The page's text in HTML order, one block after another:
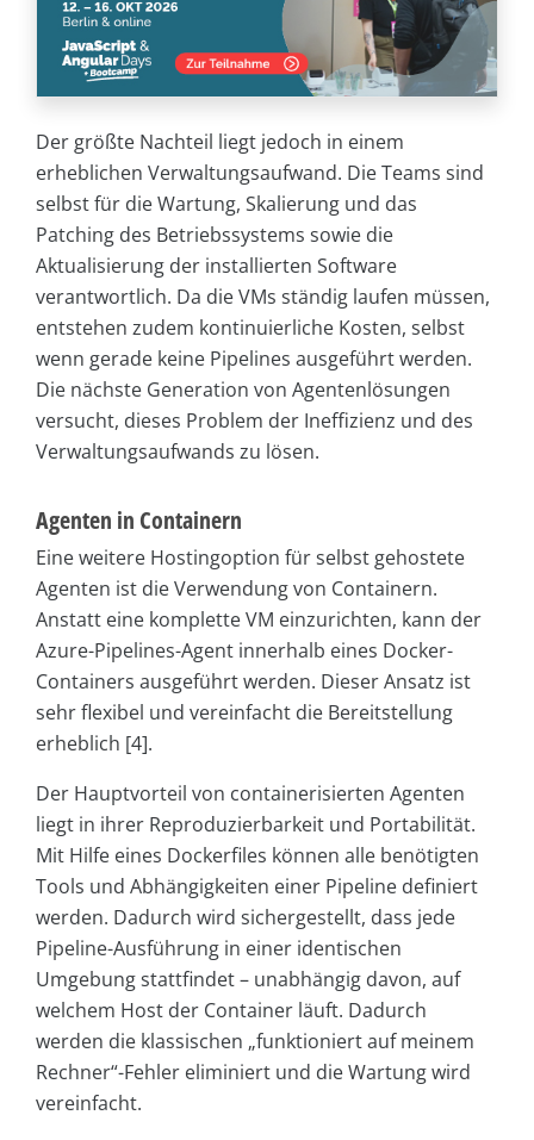
Der größte Nachteil liegt jedoch in einem
erheblichen Verwaltungsaufwand. Die Teams sind
selbst für die Wartung, Skalierung und das
Patching des Betriebssystems sowie die
Aktualisierung der installierten Software
verantwortlich. Da die VMs ständig laufen müssen,
entstehen zudem kontinuierliche Kosten, selbst
wenn gerade keine Pipelines ausgeführt werden.
Die nächste Generation von Agentenlösungen
versucht, dieses Problem der Ineffizienz und des
Verwaltungsaufwands zu lösen.
Agenten in Containern
Eine weitere Hostingoption für selbst gehostete
Agenten ist die Verwendung von Containern.
Anstatt eine komplette VM einzurichten, kann der
Azure-Pipelines-Agent innerhalb eines Docker-
Containers ausgeführt werden. Dieser Ansatz ist
sehr flexibel und vereinfacht die Bereitstellung
erheblich [4].
Der Hauptvorteil von containerisierten Agenten
liegt in ihrer Reproduzierbarkeit und Portabilität.
Mit Hilfe eines Dockerfiles können alle benötigten
Tools und Abhängigkeiten einer Pipeline definiert
werden. Dadurch wird sichergestellt, dass jede
Pipeline-Ausführung in einer identischen
Umgebung stattfindet – unabhängig davon, auf
welchem Host der Container läuft. Dadurch
werden die klassischen „funktioniert auf meinem
Rechner“-Fehler eliminiert und die Wartung wird
vereinfacht.